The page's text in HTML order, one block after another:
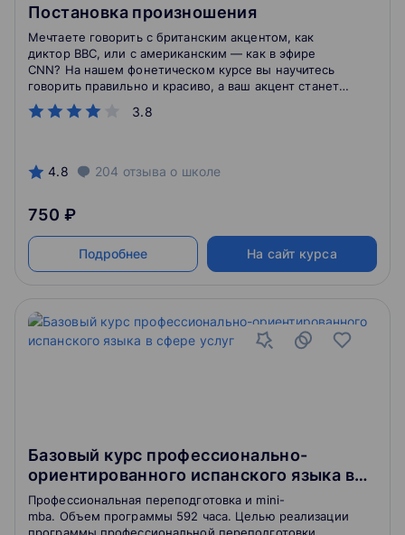
Постановка произношения
3.8
Мечтаете говорить с британским акцентом, как
диктор BBC, или с американским — как в эфире
CNN? На нашем фонетическом курсе вы научитесь
говорить правильно и красиво, а ваш акцент станет
едва заметным.
4.8 204 отзыва о школе
750 ₽
Подробнее На сайт курса
Базовый курс профессионально-
ориентированного испанского языка в
сфере услуг
Профессиональная переподготовка и mini-
mba. Объем программы 592 часа. Целью реализации